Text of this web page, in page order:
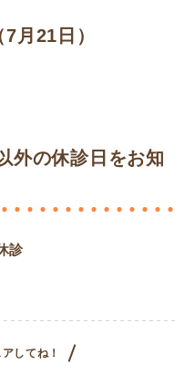
月21日）
外の休診日をお知
診
してね！